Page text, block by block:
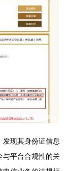
现其身份证信息
与平台合规性的关